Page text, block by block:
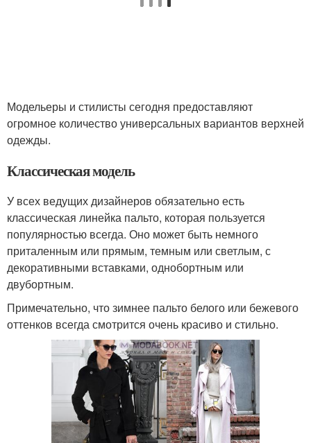
Модельеры и стилисты сегодня предоставляют
огромное количество универсальных вариантов верхней
одежды.
Классическая модель
У всех ведущих дизайнеров обязательно есть
классическая линейка пальто, которая пользуется
популярностью всегда. Оно может быть немного
приталенным или прямым, темным или светлым, с
декоративными вставками, однобортным или
двубортным.
Примечательно, что зимнее пальто белого или бежевого
оттенков всегда смотрится очень красиво и стильно.